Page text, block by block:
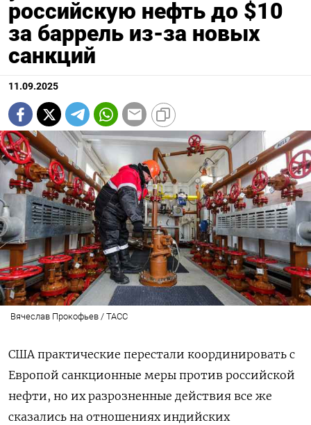
российскую нефть до $10
за баррель из-за новых
санкций
11.09.2025
Вячеслав Прокофьев / ТАСС
США практические перестали координировать с
Европой санкционные меры против российской
нефти, но их разрозненные действия все же
сказались на отношениях индийских